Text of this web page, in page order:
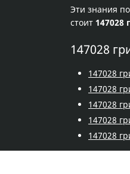
Эти знания
стоит 147028
147028
147028
147028
147028
147028
147028